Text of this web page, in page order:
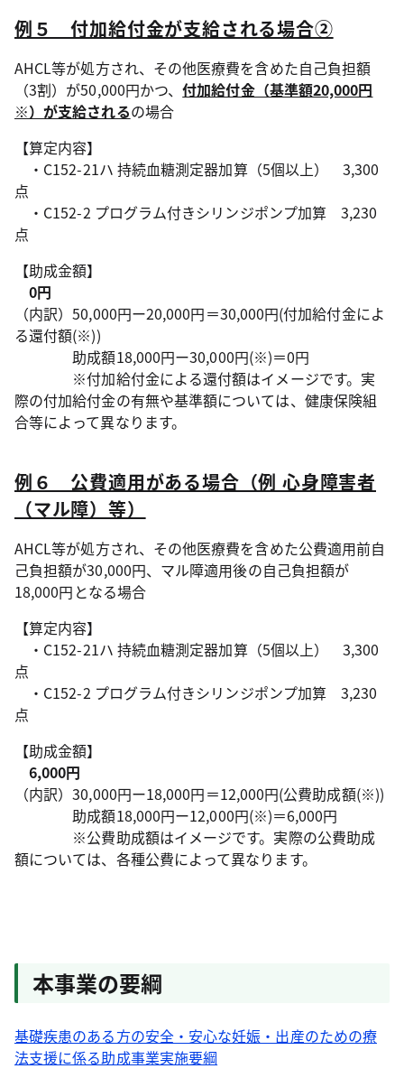
例５ 付加給付金が支給される場合②
AHCL等が処方され、その他医療費を含めた自己負担額
（3割）が50,000円かつ、付加給付金（基準額20,000円
※）が支給されるの場合
【算定内容】
・C152-21ハ 持続血糖測定器加算（5個以上） 3,300
点
・C152-2 プログラム付きシリンジポンプ加算 3,230
点
【助成金額】
0円
（内訳）50,000円ー20,000円＝30,000円(付加給付金によ
る還付額(※))
助成額18,000円ー30,000円(※)＝0円
※付加給付金による還付額はイメージです。実
際の付加給付金の有無や基準額については、健康保険組
合等によって異なります。
例６ 公費適用がある場合（例 心身障害者
（マル障）等）
AHCL等が処方され、その他医療費を含めた公費適用前自
己負担額が30,000円、マル障適用後の自己負担額が
18,000円となる場合
【算定内容】
・C152-21ハ 持続血糖測定器加算（5個以上） 3,300
点
・C152-2 プログラム付きシリンジポンプ加算 3,230
点
【助成金額】
6,000円
（内訳）30,000円ー18,000円＝12,000円(公費助成額(※))
助成額18,000円ー12,000円(※)＝6,000円
※公費助成額はイメージです。実際の公費助成
額については、各種公費によって異なります。
本事業の要綱
基礎疾患のある方の安全・安心な妊娠・出産のための療
法支援に係る助成事業実施要綱